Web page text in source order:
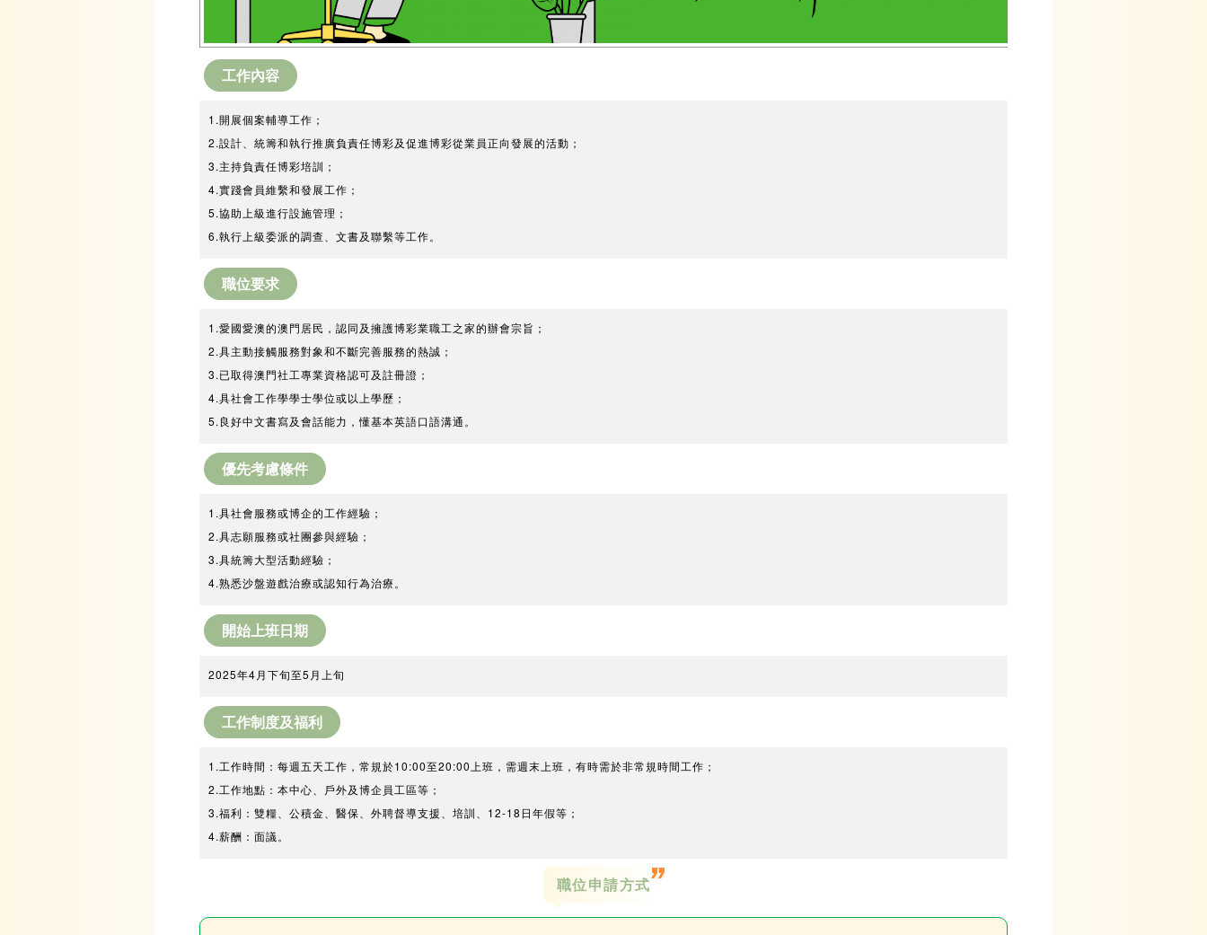
工作內容
1.開展個案輔導工作；
2.設計、統籌和執行推廣負責任博彩及促進博彩從業員正向發展的活動；
3.主持負責任博彩培訓；
4.實踐會員維繫和發展工作；
5.協助上級進行設施管理；
6.執行上級委派的調查、文書及聯繫等工作。
職位要求
1.愛國愛澳的澳門居民，認同及擁護博彩業職工之家的辦會宗旨；
2.具主動接觸服務對象和不斷完善服務的熱誠；
3.已取得澳門社工專業資格認可及註冊證；
4.具社會工作學學士學位或以上學歷；
5.良好中文書寫及會話能力，懂基本英語口語溝通。
優先考慮條件
1.具社會服務或博企的工作經驗；
2.具志願服務或社團參與經驗；
3.具統籌大型活動經驗；
4.熟悉沙盤遊戲治療或認知行為治療。
開始上班日期
2025年4月下旬至5月上旬
工作制度及福利
1.工作時間：每週五天工作，常規於10:00至20:00上班，需週末上班，有時需於非常規時間工作；
2.工作地點：本中心、戶外及博企員工區等；
3.福利：雙糧、公積金、醫保、外聘督導支援、培訓、12-18日年假等；
4.薪酬：面議。
職位申請方式